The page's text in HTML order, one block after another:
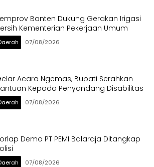
Banten Dukung Gerakan Irigasi
Kementerian Pekerjaan Umum
07/08/2026
Acara Ngemas, Bupati Serahkan
Kepada Penyandang Disabilitas
07/08/2026
Demo PT PEMI Balaraja Ditangkap
07/08/2026